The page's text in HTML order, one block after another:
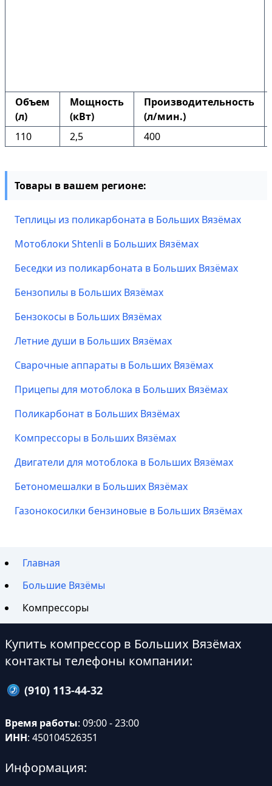
Объем
(л)
Мощность
(кВт)
Производительность
(л/мин.)
110
2,5 400
Товары в вашем регионе:
Теплицы из поликарбоната в Больших Вязёмах
Мотоблоки Shtenli в Больших Вязёмах
Беседки из поликарбоната в Больших Вязёмах
Бензопилы в Больших Вязёмах
Бензокосы в Больших Вязёмах
Летние души в Больших Вязёмах
Сварочные аппараты в Больших Вязёмах
Прицепы для мотоблока в Больших Вязёмах
Поликарбонат в Больших Вязёмах
Компрессоры в Больших Вязёмах
Двигатели для мотоблока в Больших Вязёмах
Бетономешалки в Больших Вязёмах
Газонокосилки бензиновые в Больших Вязёмах
Главная
Большие Вязёмы
Компрессоры
Купить компрессор в Больших Вязёмах
контакты телефоны компании:
(910) 113-44-32
Время работы: 09:00 - 23:00
ИНН: 450104526351
Информация: